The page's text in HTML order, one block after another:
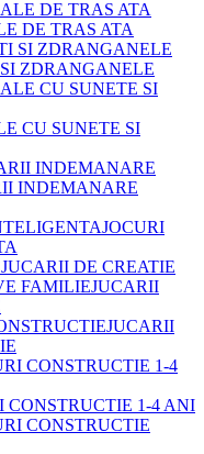
DE TRAS ATA
ZDRANGANELE
CU SUNETE SI
INDEMANARE
JOCURI
JUCARII DE CREATIE
JUCARII
JUCARII
CONSTRUCTIE 1-4 ANI